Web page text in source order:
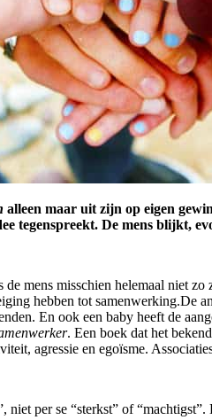
alleen maar uit zijn op eigen
tegenspreekt. De mens blijkt,
mens misschien helemaal niet
hebben tot samenwerking.De
En ook een baby heeft de
. Een boek dat het
agressie en egoïsme.
niet per se “sterkst” of